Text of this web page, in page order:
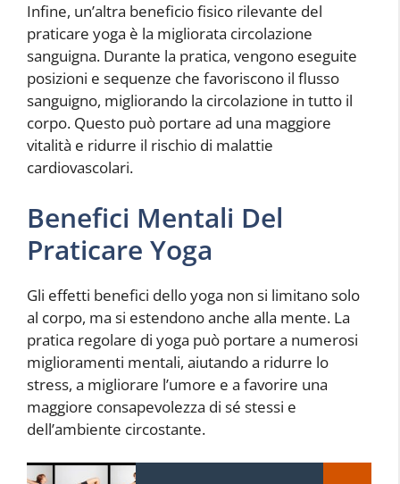
Infine, un’altra beneficio fisico rilevante del
praticare yoga è la migliorata circolazione
sanguigna. Durante la pratica, vengono eseguite
posizioni e sequenze che favoriscono il flusso
sanguigno, migliorando la circolazione in tutto il
corpo. Questo può portare ad una maggiore
vitalità e ridurre il rischio di malattie
cardiovascolari.
Benefici Mentali Del
Praticare Yoga
Gli effetti benefici dello yoga non si limitano solo
al corpo, ma si estendono anche alla mente. La
pratica regolare di yoga può portare a numerosi
miglioramenti mentali, aiutando a ridurre lo
stress, a migliorare l’umore e a favorire una
maggiore consapevolezza di sé stessi e
dell’ambiente circostante.